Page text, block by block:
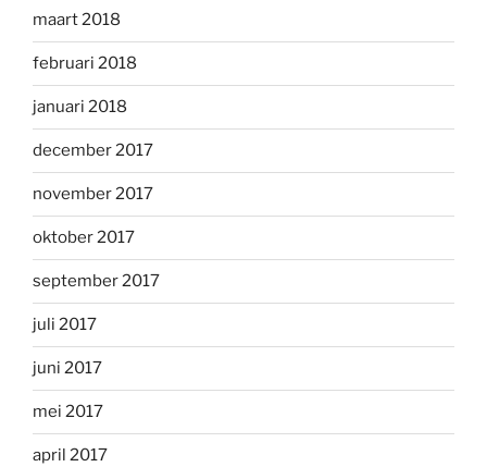
maart 2018
februari 2018
januari 2018
december 2017
november 2017
oktober 2017
september 2017
juli 2017
juni 2017
mei 2017
april 2017